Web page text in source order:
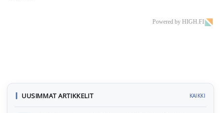
Powered by HIGH.FI
UUSIMMAT ARTIKKELIT KAIKKI